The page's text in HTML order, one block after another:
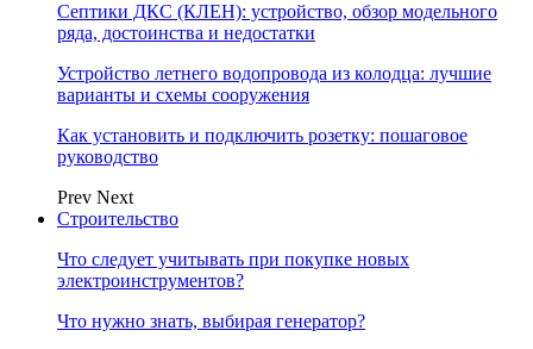
Септики ДКС (КЛЕН): устройство, обзор модельного
ряда, достоинства и недостатки
Устройство летнего водопровода из колодца: лучшие
варианты и схемы сооружения
Как установить и подключить розетку: пошаговое
руководство
Prev Next
Строительство
Что следует учитывать при покупке новых
электроинструментов?
Что нужно знать, выбирая генератор?